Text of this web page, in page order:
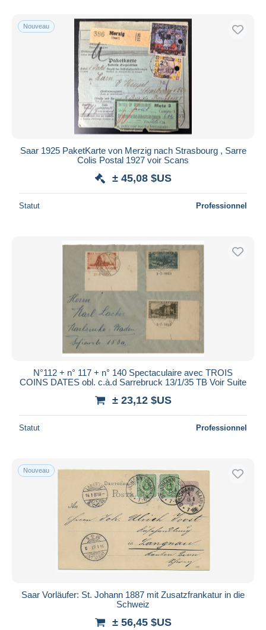
Uniquement en réduction
Livraison gratuite
Méthodes de paiement
PayPal
Virement bancaire
Visa
Mastercard
iDeal
Appliquer
Nouveau
Saar 1925 PaketKarte von Merzig nach Strasbourg , Sarre
Colis Postal 1927 voir Scans
± 45,08 $US
Statut Professionnel
N°112 + n° 117 + n° 140 Spectaculaire avec TROIS
COINS DATES obl. c.à.d Sarrebruck 13/1/35 TB Voir Suite
± 23,12 $US
Statut Professionnel
Nouveau
Saar Vorläufer: St. Johann 1887 mit Zusatzfrankatur in die
Schweiz
± 56,45 $US